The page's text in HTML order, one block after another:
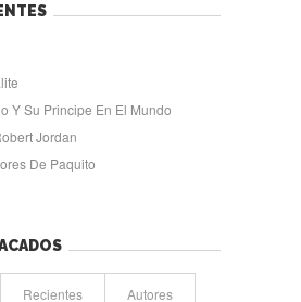
Y Su Principe En El Mundo
Jordan
De Paquito
Recientes Autores